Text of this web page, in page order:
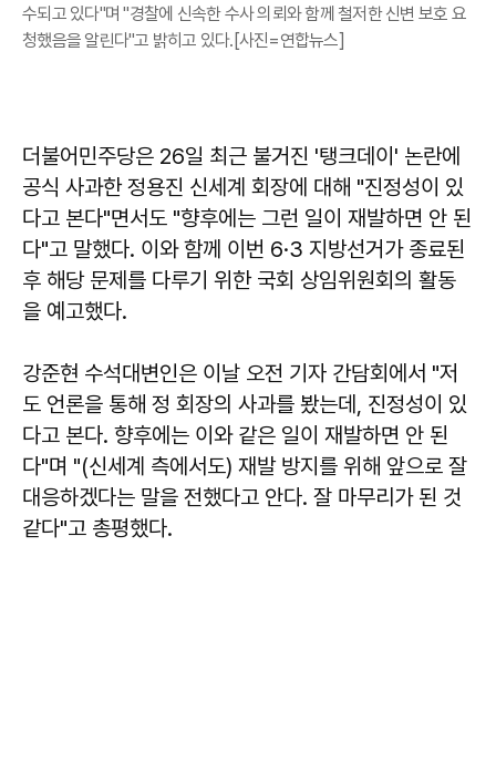
수되고 있다"며 "경찰에 신속한 수사 의뢰와 함께 철저한 신변 보호 요
청했음을 알린다"고 밝히고 있다.[사진=연합뉴스]
더불어민주당은 26일 최근 불거진 '탱크데이' 논란에
공식 사과한 정용진 신세계 회장에 대해 "진정성이 있
다고 본다"면서도 "향후에는 그런 일이 재발하면 안 된
다"고 말했다. 이와 함께 이번 6·3 지방선거가 종료된
후 해당 문제를 다루기 위한 국회 상임위원회의 활동
을 예고했다.
강준현 수석대변인은 이날 오전 기자 간담회에서 "저
도 언론을 통해 정 회장의 사과를 봤는데, 진정성이 있
다고 본다. 향후에는 이와 같은 일이 재발하면 안 된
다"며 "(신세계 측에서도) 재발 방지를 위해 앞으로 잘
대응하겠다는 말을 전했다고 안다. 잘 마무리가 된 것
같다"고 총평했다.